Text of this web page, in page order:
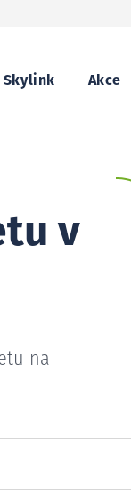
Skylink Akce
v
na